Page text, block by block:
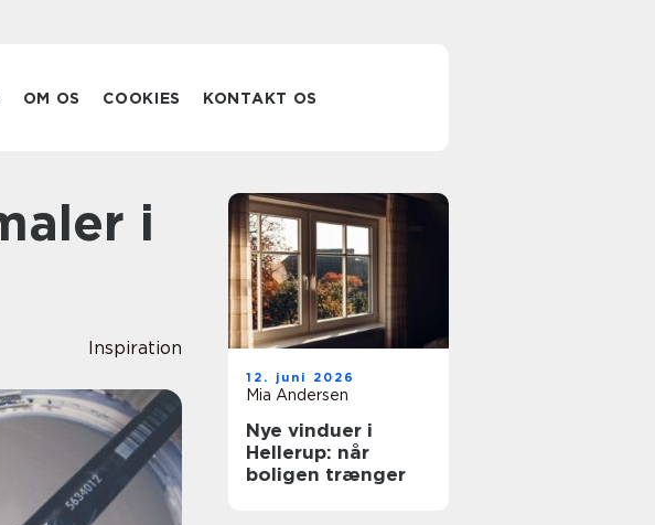
OM OS COOKIES KONTAKT OS
Inspiration
12. juni 2026
Mia Andersen
Nye vinduer i
Hellerup: når
boligen trænger